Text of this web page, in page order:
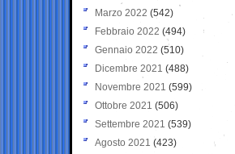
Marzo 2022 (542)
Febbraio 2022 (494)
Gennaio 2022 (510)
Dicembre 2021 (488)
Novembre 2021 (599)
Ottobre 2021 (506)
Settembre 2021 (539)
Agosto 2021 (423)